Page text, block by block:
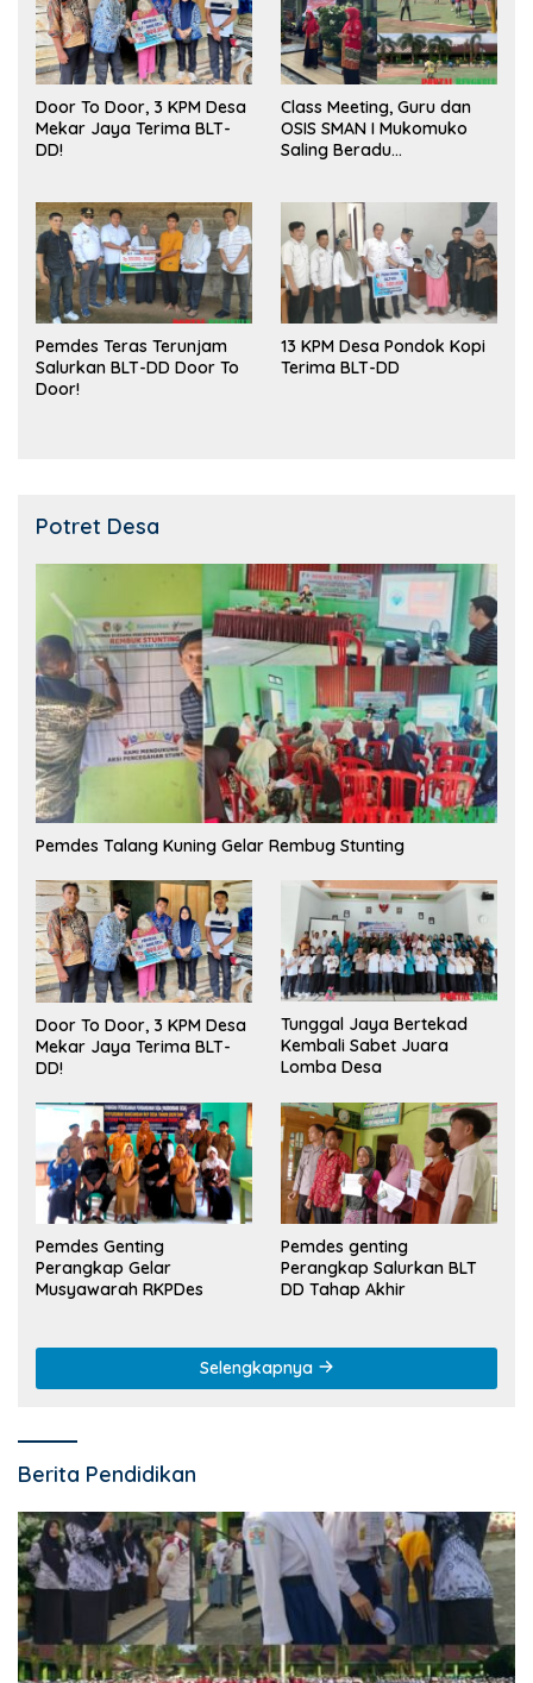
Door To Door, 3 KPM Desa
Mekar Jaya Terima BLT-
DD!
Class Meeting, Guru dan
OSIS SMAN I Mukomuko
Saling Beradu
Pemdes Teras Terunjam
Salurkan BLT-DD Door To
Door!
13 KPM Desa Pondok Kopi
Terima BLT-DD
Potret Desa
Pemdes Talang Kuning Gelar Rembug Stunting
Door To Door, 3 KPM Desa
Mekar Jaya Terima BLT-
DD!
Tunggal Jaya Bertekad
Kembali Sabet Juara
Lomba Desa
Pemdes Genting
Perangkap Gelar
Musyawarah RKPDes
Pemdes genting
Perangkap Salurkan BLT
DD Tahap Akhir
Selengkapnya
Berita Pendidikan